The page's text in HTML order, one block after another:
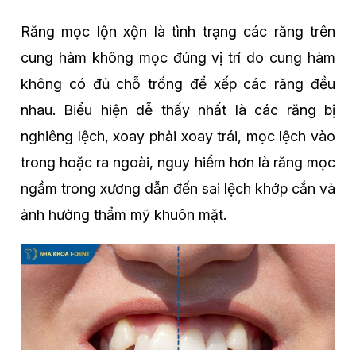
Răng mọc lộn xộn là tình trạng các răng trên
cung hàm không mọc đúng vị trí do cung hàm
không có đủ chỗ trống để xếp các răng đều
nhau. Biểu hiện dễ thấy nhất là các răng bị
nghiêng lệch, xoay phải xoay trái, mọc lệch vào
trong hoặc ra ngoài, nguy hiểm hơn là răng mọc
ngầm trong xương dẫn đến sai lệch khớp cắn và
ảnh hưởng thẩm mỹ khuôn mặt.